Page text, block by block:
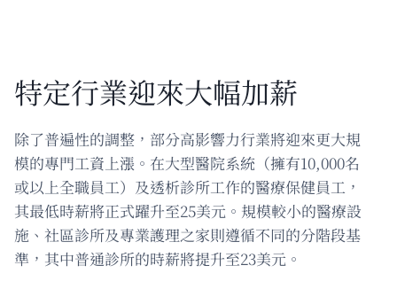
特定行業迎來大幅加薪
除了普遍性的調整，部分高影響力行業將迎來更大規
模的專門工資上漲。在大型醫院系統（擁有10,000名
或以上全職員工）及透析診所工作的醫療保健員工，
其最低時薪將正式躍升至25美元。規模較小的醫療設
施、社區診所及專業護理之家則遵循不同的分階段基
準，其中普通診所的時薪將提升至23美元。